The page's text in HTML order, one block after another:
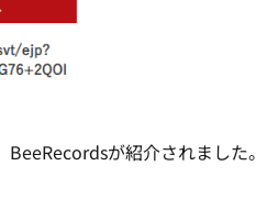
が紹介されました。